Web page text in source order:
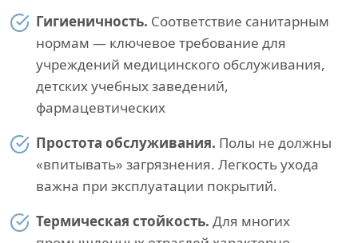
Гигиеничность. Соответствие санитарным
нормам — ключевое требование для
учреждений медицинского обслуживания,
детских учебных заведений,
фармацевтических
Простота обслуживания. Полы не должны
«впитывать» загрязнения. Легкость ухода
важна при эксплуатации покрытий.
Термическая стойкость. Для многих